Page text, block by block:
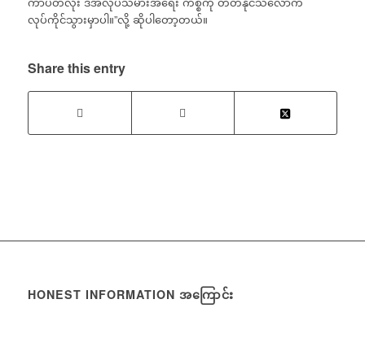
လုပ်ကိုင်သွားမှာပါ။”လို့ ဆိုပါတော့တယ်။
Share this entry
HONEST INFORMATION အကြောင်း